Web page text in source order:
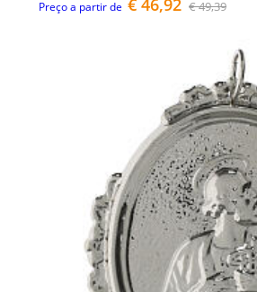
Preço a partir de € 49,39